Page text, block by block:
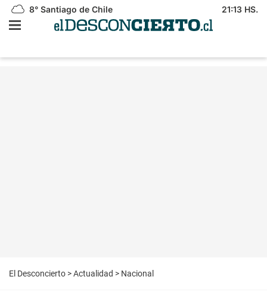
8° Santiago de Chile 21:13 HS.
El Desconcierto >Actualidad > Nacional